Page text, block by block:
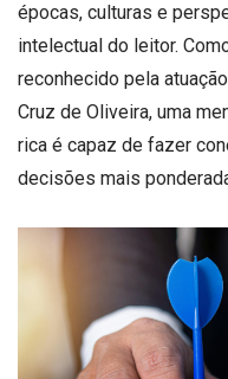
épocas, culturas e
intelectual do leitor.
reconhecido pela
Cruz de Oliveira, uma
rica é capaz de fazer
decisões mais